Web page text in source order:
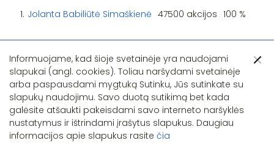
1. Jolanta Babiliūtė Simaškienė 47500 akcijos 100 %
Pastebėjote klaidą?
Informuojame, kad šioje svetainėje yra naudojami
slapukai (angl. cookies). Toliau naršydami svetainėje
arba paspausdami mygtuką Sutinku, Jūs sutinkate su
slapukų naudojimu. Savo duotą sutikimą bet kada
galėsite atšaukti pakeisdami savo interneto naršyklės
nustatymus ir ištrindami įrašytus slapukus. Daugiau
informacijos apie slapukus rasite čia